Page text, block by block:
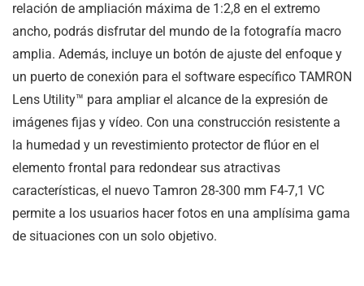
relación de ampliación máxima de 1:2,8 en el extremo
ancho, podrás disfrutar del mundo de la fotografía macro
amplia. Además, incluye un botón de ajuste del enfoque y
un puerto de conexión para el software específico TAMRON
Lens Utility™ para ampliar el alcance de la expresión de
imágenes fijas y vídeo. Con una construcción resistente a
la humedad y un revestimiento protector de flúor en el
elemento frontal para redondear sus atractivas
características, el nuevo Tamron 28-300 mm F4-7,1 VC
permite a los usuarios hacer fotos en una amplísima gama
de situaciones con un solo objetivo.